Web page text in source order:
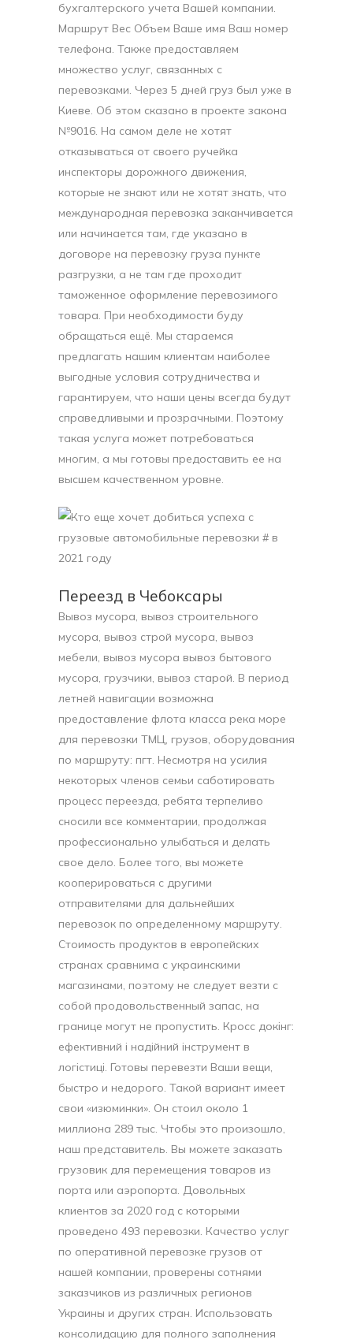
бухгалтерского учета Вашей компании.
Маршрут Вес Объем Ваше имя Ваш номер
телефона. Также предоставляем
множество услуг, связанных с
перевозками. Через 5 дней груз был уже в
Киеве. Об этом сказано в проекте закона
№9016. На самом деле не хотят
отказываться от своего ручейка
инспекторы дорожного движения,
которые не знают или не хотят знать, что
международная перевозка заканчивается
или начинается там, где указано в
договоре на перевозку груза пункте
разгрузки, а не там где проходит
таможенное оформление перевозимого
товара. При необходимости буду
обращаться ещё. Мы стараемся
предлагать нашим клиентам наиболее
выгодные условия сотрудничества и
гарантируем, что наши цены всегда будут
справедливыми и прозрачными. Поэтому
такая услуга может потребоваться
многим, а мы готовы предоставить ее на
высшем качественном уровне.
Переезд в Чебоксары
Вывоз мусора, вывоз строительного
мусора, вывоз строй мусора, вывоз
мебели, вывоз мусора вывоз бытового
мусора, грузчики, вывоз старой. В период
летней навигации возможна
предоставление флота класса река море
для перевозки ТМЦ, грузов, оборудования
по маршруту: пгт. Несмотря на усилия
некоторых членов семьи саботировать
процесс переезда, ребята терпеливо
сносили все комментарии, продолжая
профессионально улыбаться и делать
свое дело. Более того, вы можете
кооперироваться с другими
отправителями для дальнейших
перевозок по определенному маршруту.
Стоимость продуктов в европейских
странах сравнима с украинскими
магазинами, поэтому не следует везти с
собой продовольственный запас, на
границе могут не пропустить. Кросс докінг:
ефективний і надійний інструмент в
логістиці. Готовы перевезти Ваши вещи,
быстро и недорого. Такой вариант имеет
свои «изюминки». Он стоил около 1
миллиона 289 тыс. Чтобы это произошло,
наш представитель. Вы можете заказать
грузовик для перемещения товаров из
порта или аэропорта. Довольных
клиентов за 2020 год с которыми
проведено 493 перевозки. Качество услуг
по оперативной перевозке грузов от
нашей компании, проверены сотнями
заказчиков из различных регионов
Украины и других стран. Использовать
консолидацию для полного заполнения